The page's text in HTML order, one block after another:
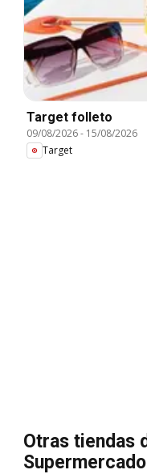
Target folleto
09/08/2026- 15/08/2026
Target
Otras tiendas